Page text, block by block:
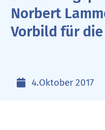
Norbert
Vorbild für
4.Oktober 2017